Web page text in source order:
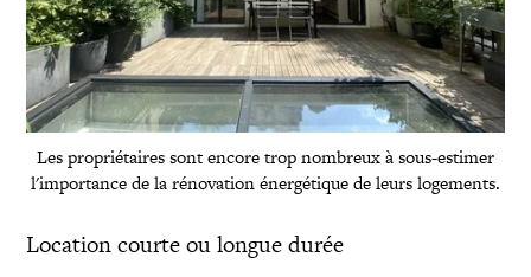
Les propriétaires sont encore trop nombreux à sous-estimer
l'importance de la rénovation énergétique de leurs logements.
Location courte ou longue durée